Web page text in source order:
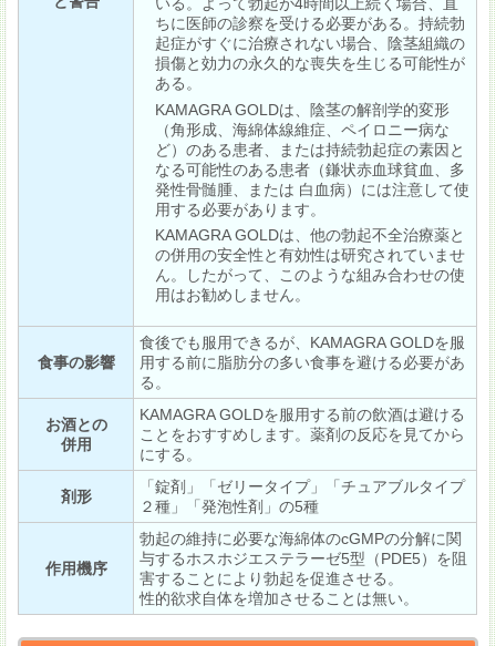
ちに医師の診察を受ける必要がある。持続勃
起症がすぐに治療されない場合、陰茎組織の
損傷と効力の永久的な喪失を生じる可能性が
ある。
KAMAGRA GOLDは、陰茎の解剖学的変形
（角形成、海綿体線維症、ペイロニー病な
ど）のある患者、または持続勃起症の素因と
なる可能性のある患者（鎌状赤血球貧血、多
発性骨髄腫、または 白血病）には注意して使
用する必要があります。
KAMAGRA GOLDは、他の勃起不全治療薬と
の併用の安全性と有効性は研究されていませ
ん。したがって、このような組み合わせの使
用はお勧めしません。
食事の影響
食後でも服用できるが、KAMAGRA GOLDを服
用する前に脂肪分の多い食事を避ける必要があ
る。
お酒との
併用
KAMAGRA GOLDを服用する前の飲酒は避ける
ことをおすすめします。薬剤の反応を見てから
にする。
剤形
「錠剤」「ゼリータイプ」「チュアブルタイプ
２種」「発泡性剤」の5種
作用機序
勃起の維持に必要な海綿体のcGMPの分解に関
与するホスホジエステラーゼ5型（PDE5）を阻
害することにより勃起を促進させる。
性的欲求自体を増加させることは無い。